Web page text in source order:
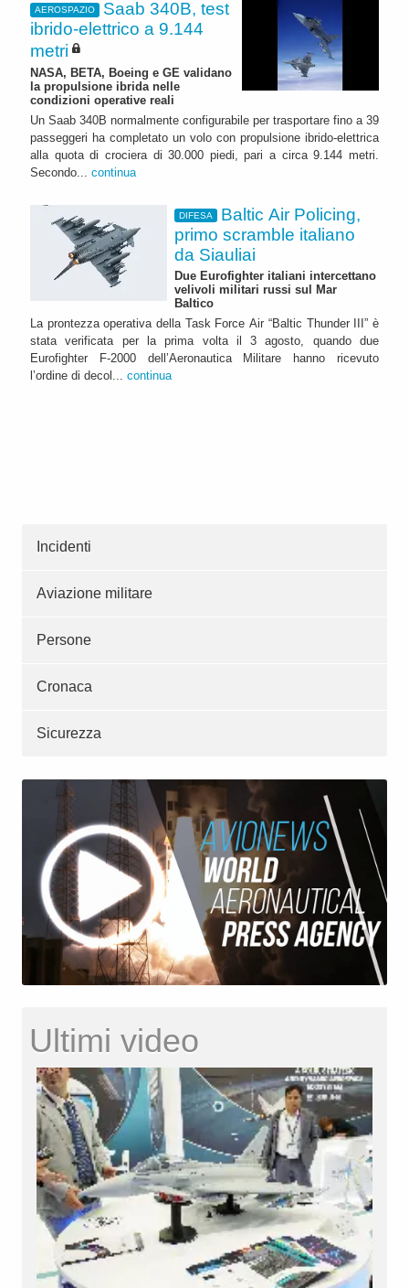
AEROSPAZIO
Saab 340B, test
ibrido-elettrico a 9.144
metri
NASA, BETA, Boeing e GE validano
la propulsione ibrida nelle
condizioni operative reali
Un Saab 340B normalmente configurabile per trasportare fino a 39
passeggeri ha completato un volo con propulsione ibrido-elettrica
alla quota di crociera di 30.000 piedi, pari a circa 9.144 metri.
Secondo... continua
DIFESA
Baltic Air Policing,
primo scramble italiano
da Siauliai
Due Eurofighter italiani intercettano
velivoli militari russi sul Mar
Baltico
La prontezza operativa della Task Force Air “Baltic Thunder III” è
stata verificata per la prima volta il 3 agosto, quando due
Eurofighter F-2000 dell’Aeronautica Militare hanno ricevuto
l’ordine di decol... continua
Incidenti
Aviazione militare
Persone
Cronaca
Sicurezza
Ultimi video